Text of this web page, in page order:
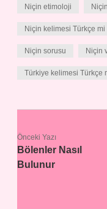
Niçin etimoloji
Niçin kelimesi Türkçe mi
Niçin sorusu Niçin
Türkiye kelimesi Türkçe
Önceki Yazı
Bölenler Nasıl
Bulunur